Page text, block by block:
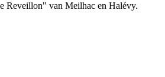
Reveillon" van Meilhac en Halévy.